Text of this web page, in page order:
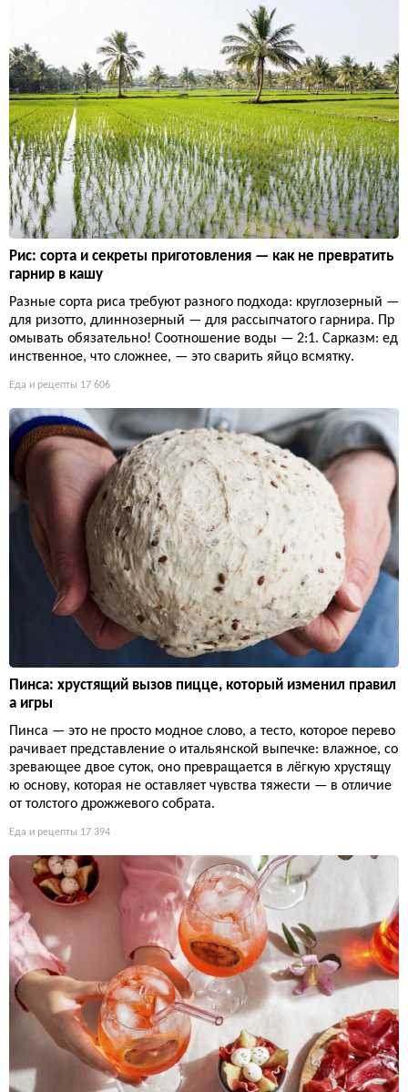
Рис: сорта и секреты приготовления — как не превратить
гарнир в кашу
Разные сорта риса требуют разного подхода: круглозерный —
для ризотто, длиннозерный — для рассыпчатого гарнира. Пр
омывать обязательно! Соотношение воды — 2:1. Сарказм: ед
инственное, что сложнее, — это сварить яйцо всмятку.
Еда и рецепты 17 606
Пинса: хрустящий вызов пицце, который изменил правил
а игры
Пинса — это не просто модное слово, а тесто, которое перево
рачивает представление о итальянской выпечке: влажное, со
зревающее двое суток, оно превращается в лёгкую хрустящу
ю основу, которая не оставляет чувства тяжести — в отличие
от толстого дрожжевого собрата.
Еда и рецепты 17 394